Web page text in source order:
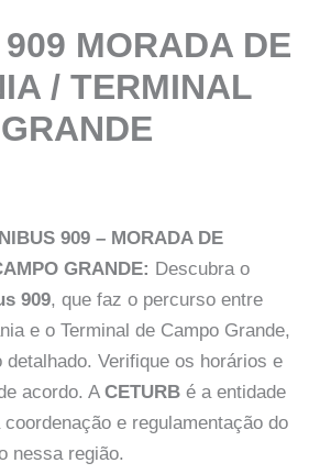
MORADA DE
/ TERMINAL
909 – MORADA DE
GRANDE: Descubra o
909, que faz o percurso entre
e o Terminal de Campo Grande,
detalhado. Verifique os horários e
acordo. A CETURB é a entidade
e regulamentação do
nessa região.